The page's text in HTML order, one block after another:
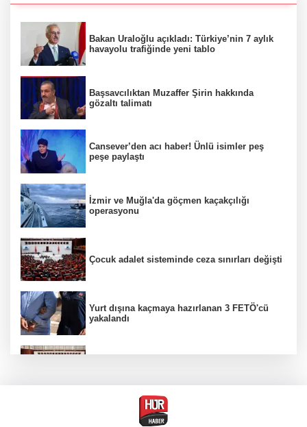
Bakan Uraloğlu açıkladı: Türkiye’nin 7 aylık
havayolu trafiğinde yeni tablo
Başsavcılıktan Muzaffer Şirin hakkında
gözaltı talimatı
Cansever’den acı haber! Ünlü isimler peş
peşe paylaştı
İzmir ve Muğla'da göçmen kaçakçılığı
operasyonu
Çocuk adalet sisteminde ceza sınırları değişti
Yurt dışına kaçmaya hazırlanan 3 FETÖ'cü
yakalandı
Bakan Göktaş: Ülkemize, milletimize, şehit
ailelerimize ve kahraman gazilerimize hayırlı